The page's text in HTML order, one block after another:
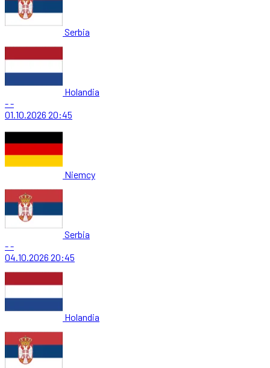
Serbia
Holandia
--
01.10.2026 20:45
Niemcy
Serbia
--
04.10.2026 20:45
Holandia